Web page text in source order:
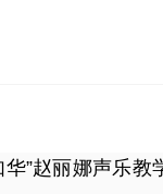
”赵丽娜声乐教